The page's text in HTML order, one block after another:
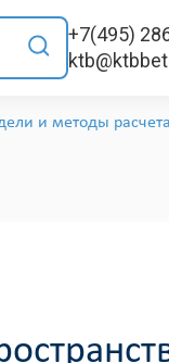
+7(495)
и методы